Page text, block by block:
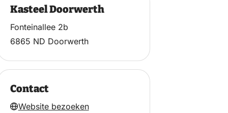
Kasteel Doorwerth
Fonteinallee 2b
6865 ND Doorwerth
Contact
Website bezoeken